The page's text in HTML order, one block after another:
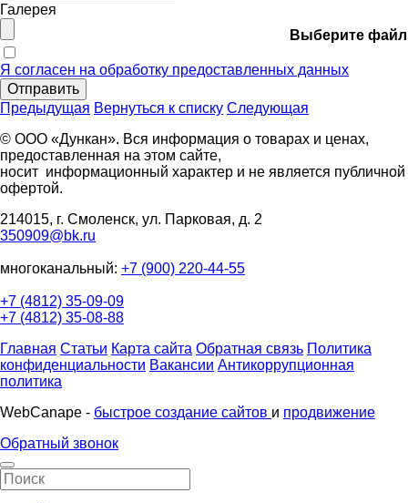
Галерея
Выберите файл
Я согласен на обработку предоставленных данных
Отправить
Предыдущая Вернуться к списку Следующая
© ООО «Дункан». Вся информация о товарах и ценах,
предоставленная на этом сайте,
носит информационный характер и не является публичной
офертой.
214015, г. Смоленск, ул. Парковая, д. 2
350909@bk.ru
многоканальный: +7 (900) 220-44-55
+7 (4812) 35-09-09
+7 (4812) 35-08-88
Главная Статьи Карта сайта Обратная связь Политика
конфиденциальности Вакансии Антикоррупционная
политика
WebCanape - быстрое создание сайтов и продвижение
Обратный звонок